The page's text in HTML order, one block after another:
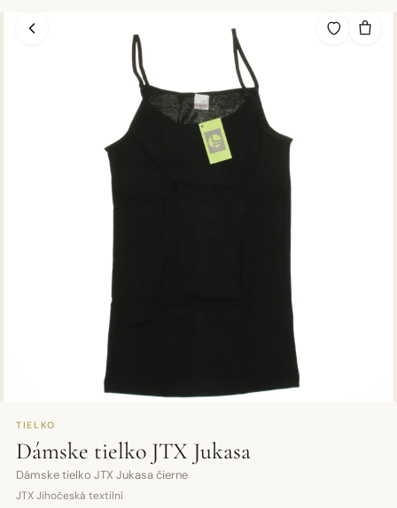
TIELKO
Dámske tielko JTX Jukasa
Dámske tielko JTX Jukasa čierne
JTX Jihočeská textilní